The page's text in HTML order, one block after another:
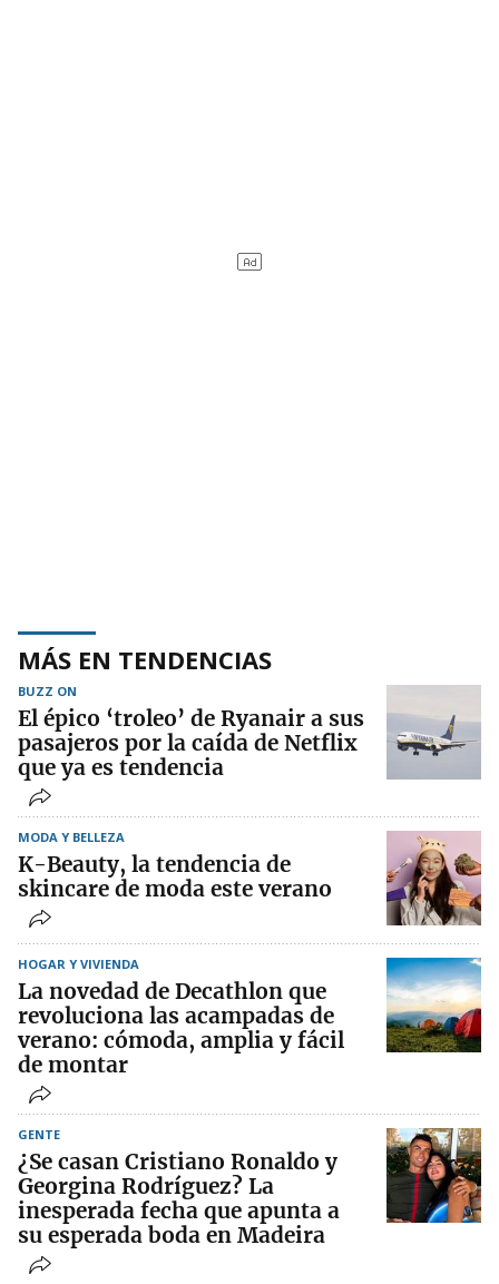
MÁS EN TENDENCIAS
BUZZ ON
El épico ‘troleo’ de Ryanair a sus
pasajeros por la caída de Netflix
que ya es tendencia
MODA Y BELLEZA
K-Beauty, la tendencia de
skincare de moda este verano
HOGAR Y VIVIENDA
La novedad de Decathlon que
revoluciona las acampadas de
verano: cómoda, amplia y fácil
de montar
GENTE
¿Se casan Cristiano Ronaldo y
Georgina Rodríguez? La
inesperada fecha que apunta a
su esperada boda en Madeira